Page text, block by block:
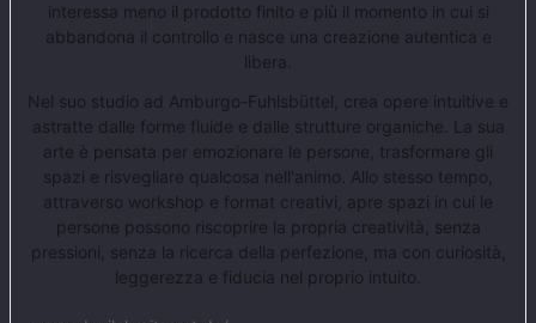
interessa meno il prodotto finito e più il momento in cui si
abbandona il controllo e nasce una creazione autentica e
libera.
Nel suo studio ad Amburgo-Fuhlsbüttel, crea opere intuitive e
astratte dalle forme fluide e dalle strutture organiche. La sua
arte è pensata per emozionare le persone, trasformare gli
spazi e risvegliare qualcosa nell'animo. Allo stesso tempo,
attraverso workshop e format creativi, apre spazi in cui le
persone possono riscoprire la propria creatività, senza
pressioni, senza la ricerca della perfezione, ma con curiosità,
leggerezza e fiducia nel proprio intuito.